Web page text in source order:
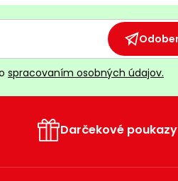
spracovaním osobných údajov.
Darčekové poukazy